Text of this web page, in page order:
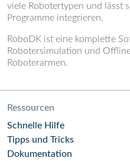
viele Robotertypen und lässt
Programme integrieren.
RoboDK ist eine komplette
Robotersimulation und
Roboterarmen.
Ressourcen
Schnelle Hilfe
Tipps und Tricks
Dokumentation